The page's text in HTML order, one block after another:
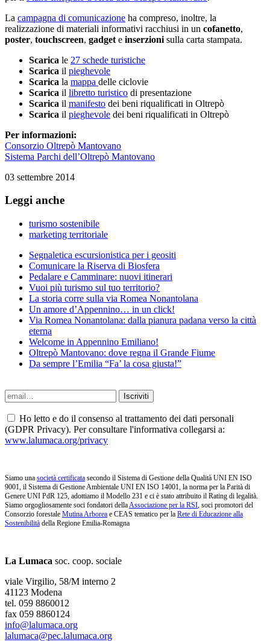
La campagna di comunicazione ha compreso, inoltre, la
realizzazione di materiali informativi racchiusi in un cofanetto,
poster, touchscreen, gadget e inserzioni sulla carta stampata.
Scarica le 27 schede turistiche
Scarica il pieghevole
Scarica la mappa delle ciclovie
Scarica il libretto turistico di presentazione
Scarica il manifesto dei beni riqualificati in Oltrepò
Scarica il pieghevole dei beni riqualificati in Oltrepò
Per informazioni:
Consorzio Oltrepò Mantovano
Sistema Parchi dell’Oltrepò Mantovano
03 settembre 2014
Leggi anche
turismo sostenibile
marketing territoriale
Segnaletica escursionistica per i geositi
Comunicare la Riserva di Biosfera
Pedalare e Camminare: nuovi itinerari
Vuoi più turismo sul tuo territorio?
La storia corre sulla via Romea Nonantolana
Un amore d’Appennino… in un click!
Via Romea Nonantolana: dalla pianura padana verso la città
eterna
Welcome in Appennino Emiliano!
Oltrepò Mantovano: dove regna il Grande Fiume
Da sempre l’Emilia “Fa’ la cosa giusta!”
Ho letto e do il consenso al trattamento dei dati personali
(GDPR Privacy). Per consultare l'informativa collegarsi a:
www.lalumaca.org/privacy
Siamo una società certificata secondo il Sistema di Gestione della Qualità UNI EN ISO
9001, il Sistema di Gestione Ambientale UNI EN ISO 14001, la norma per la Parità di
Genere UNI PdR 125, adottiamo il Modello 231 e ci è stato attribuito il Rating di legalità.
Siamo orgogliosamente soci fondatori dellaAssociazione per la RSI, soci promotori del
Consorzio forestale Mutina Arborea e CEAS tematico per la Rete di Educazione alla
Sostenibilità della Regione Emilia-Romagna
La Lumaca soc. coop. sociale
viale Virgilio, 58/M interno 2
41123 Modena
tel. 059 8860012
fax 059 8860124
info@lalumaca.org
lalumaca@pec.lalumaca.org